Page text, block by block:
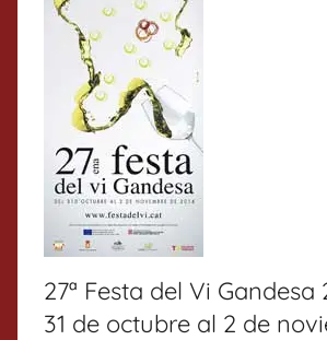
27ª Festa del Vi Gandesa
31 de octubre al 2 de